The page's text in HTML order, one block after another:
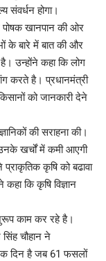
संवर्धन होगा।
खानपान की ओर
के बारे में बात की और
उन्‍होंने कहा कि लोग
करते है। प्रधानमंत्री
को जानकारी देने
की सराहना की।
खर्चों में कमी आएगी
कृषि को बढावा
कि कृषि विज्ञान
काम कर रहे है।
चौहान ने
दिन है जब 61 फसलों